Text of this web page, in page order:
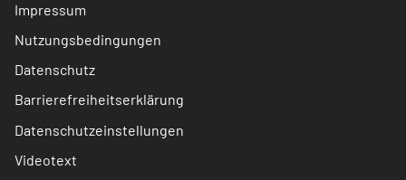
Impressum
Nutzungsbedingungen
Datenschutz
Barrierefreiheitserklärung
Datenschutzeinstellungen
Videotext